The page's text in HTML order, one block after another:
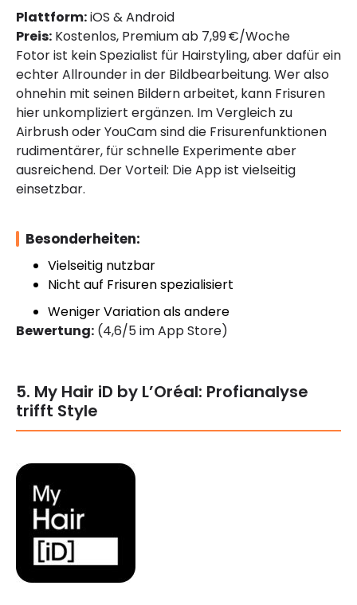
Plattform:iOS & Android
Preis: Kostenlos, Premium ab 7,99 €/Woche
Fotor ist kein Spezialist für Hairstyling, aber dafür ein
echter Allrounder in der Bildbearbeitung. Wer also
ohnehin mit seinen Bildern arbeitet, kann Frisuren
hier unkompliziert ergänzen. Im Vergleich zu
Airbrush oder YouCam sind die Frisurenfunktionen
rudimentärer, für schnelle Experimente aber
ausreichend. Der Vorteil: Die App ist vielseitig
einsetzbar.
Besonderheiten:
Vielseitig nutzbar
Nicht auf Frisuren spezialisiert
Weniger Variation als andere
Bewertung: (4,6/5 im App Store)
5. My Hair iD by L’Oréal: Profianalyse
trifft Style